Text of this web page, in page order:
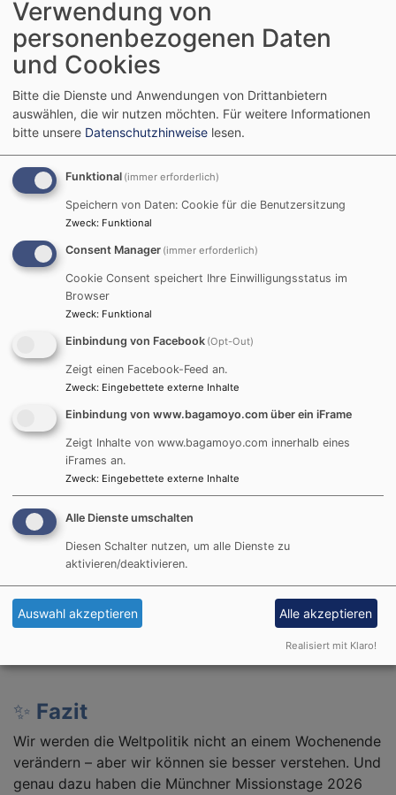
Vortrag Herr Gottwald 1008.45 KB
🌍Podiumsdiskussion
Aus Zeitgründen war die abschließende
Podiumsdiskussion sehr kurz. Drei Punkte standen im
Fokus:
- die digitale Abhängigkeit,
- die langjährige tansanisch-chinesische Freundschaft,
- die Sichtbarkeit der chinesischen Hilfsprojekte.
Ergebnisse Podiumsdiskussion
Weltcafé
Was habe ich neu gelernt? Sehe ich in der
Globalisierung mehr Risiken oder mehr Chancen?
Darüber taschten wir und in kleinen Gruppen aus.
Ergebnisse Weltcafé 2.78 MB
🤝Begegnung, Austausch,
Vernetzung
Neben den Vorträgen boten die Missionstage viel
Raum für Gespräche, Diskussionen und persönliche
Begegnungen. Die Atmosphäre auf dem Petersberg
machte deutlich: Verstehen wächst im Austausch –
gerade dann, wenn unterschiedliche Perspektiven
✨ Fazit
Wir werden die Weltpolitik nicht an einem Wochenende
verändern – aber wir können sie besser verstehen. Und
genau dazu haben die Münchner Missionstage 2026
Verwendung von
personenbezogenen Daten
und Cookies
Bitte die Dienste und Anwendungen von Drittanbietern
auswählen, die wir nutzen möchten. Für weitere Informationen
bitte unsere Datenschutzhinweise lesen.
Funktional (immer erforderlich)
Speichern von Daten: Cookie für die Benutzersitzung
Zweck: Funktional
Consent Manager (immer erforderlich)
Cookie Consent speichert Ihre Einwilligungsstatus im
Browser
Zweck: Funktional
Einbindung von Facebook (Opt-Out)
Zeigt einen Facebook-Feed an.
Zweck: Eingebettete externe Inhalte
Einbindung von www.bagamoyo.com über ein iFrame
Zeigt Inhalte von www.bagamoyo.com innerhalb eines
iFrames an.
Zweck: Eingebettete externe Inhalte
Alle Dienste umschalten
Diesen Schalter nutzen, um alle Dienste zu
aktivieren/deaktivieren.
Auswahl akzeptieren Alle akzeptieren
Realisiert mit Klaro!